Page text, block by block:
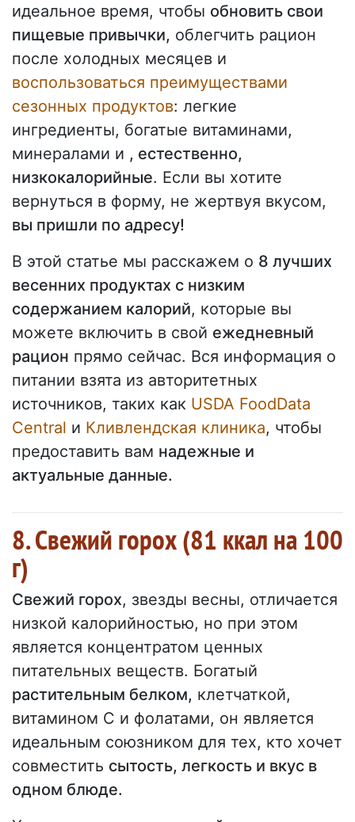
идеальное время, чтобы обновить свои
пищевые привычки, облегчить рацион
после холодных месяцев и
воспользоваться преимуществами
сезонных продуктов: легкие
ингредиенты, богатые витаминами,
минералами и , естественно,
низкокалорийные. Если вы хотите
вернуться в форму, не жертвуя вкусом,
вы пришли по адресу!
В этой статье мы расскажем о 8 лучших
весенних продуктах с низким
содержанием калорий, которые вы
можете включить в свой ежедневный
рацион прямо сейчас. Вся информация о
питании взята из авторитетных
источников, таких как USDA FoodData
Central и Кливлендская клиника, чтобы
предоставить вам надежные и
актуальные данные.
8. Свежий горох (81 ккал на 100
г)
Свежий горох, звезды весны, отличается
низкой калорийностью, но при этом
является концентратом ценных
питательных веществ. Богатый
растительным белком, клетчаткой,
витамином С и фолатами, он является
идеальным союзником для тех, кто хочет
совместить сытость, легкость и вкус в
одном блюде.